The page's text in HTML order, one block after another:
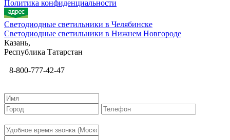
Политика конфиденциальности
Светодиодные светильники в Челябинске
Светодиодные светильники в Нижнем Новгороде
Казань,
Республика Татарстан
8-800-777-42-47